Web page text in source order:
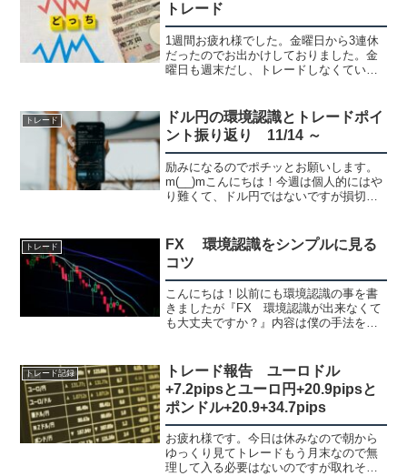
トレード
1週間お疲れ様でした。金曜日から3連休
だったのでお出かけしておりました。金
曜日も週末だし、トレードしなくていい
さん15本の雑炊セット＋手羽先とだし巻
き完全にやり過ぎてお...
トレード
ドル円の環境認識とトレードポイ
ント振り返り 11/14 ～
励みになるのでポチッとお願いします。
m(__)mこんにちは！今週は個人的にはや
り難くて、ドル円ではないですが損切り
て上手く出来なかったですね。それでも
十分プラスにはな...
トレード
FX 環境認識をシンプルに見る
コツ
こんにちは！以前にも環境認識の事を書
きましたが『FX 環境認識が出来なくて
も大丈夫ですか？』内容は僕の手法を使
ついて考えてる事を書きました。その後
も、手法の問い合わせで...
トレード記録
トレード報告 ユーロドル
+7.2pipsとユーロ円+20.9pipsと
ポンドル+20.9+34.7pips
お疲れ様です。今日は休みなので朝から
ゆっくり見てトレードもう月末なので無
理して入る必要はないのですが取れそう